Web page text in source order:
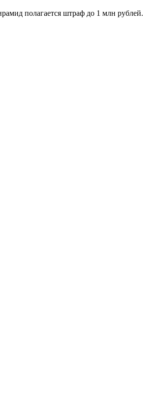
полагается штраф до 1 млн рублей.